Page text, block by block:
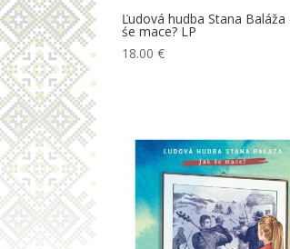
Ľudová hudba Stana Baláža
śe mace? LP
18.00€